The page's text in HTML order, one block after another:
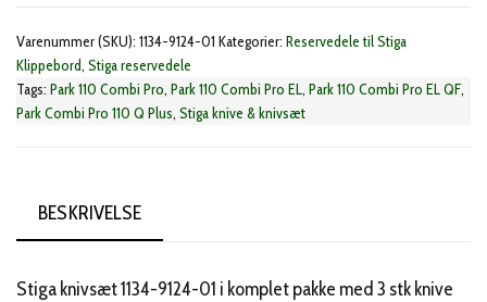
antal
Varenummer (SKU): 1134-9124-01 Kategorier: Reservedele til Stiga
Klippebord Stiga reservedele
Tags: Park 110 Combi Pro Park 110 Combi Pro EL Park 110 Combi Pro EL QF
Park Combi Pro 110 Q Plus Stiga knive & knivsæt
BESKRIVELSE
Stiga knivsæt 1134-9124-01 i komplet pakke med 3 stk knive